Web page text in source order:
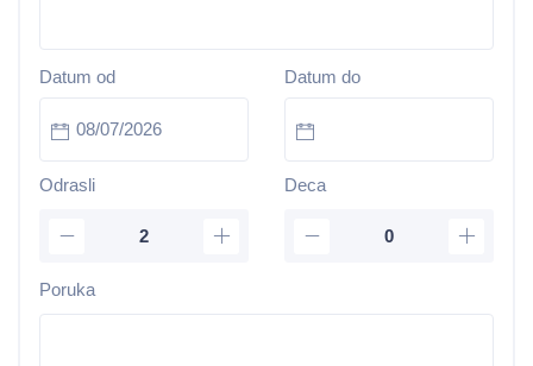
Datum od Datum do
Odrasli Deca
Poruka